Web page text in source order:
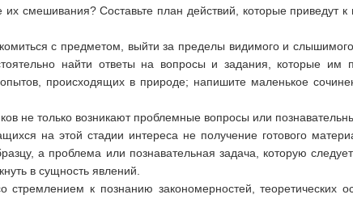
смешивания? Составьте план действий, которые приведут
с предметом, выйти за пределы видимого и
найти ответы на вопросы и задания, которые им
происходящих в природе; напишите маленькое
не только возникают проблемные вопросы или
на этой стадии интереса не получение готового
а проблема или познавательная задача, которую
в сущность явлений.
стремлением к познанию закономерностей, теоретических